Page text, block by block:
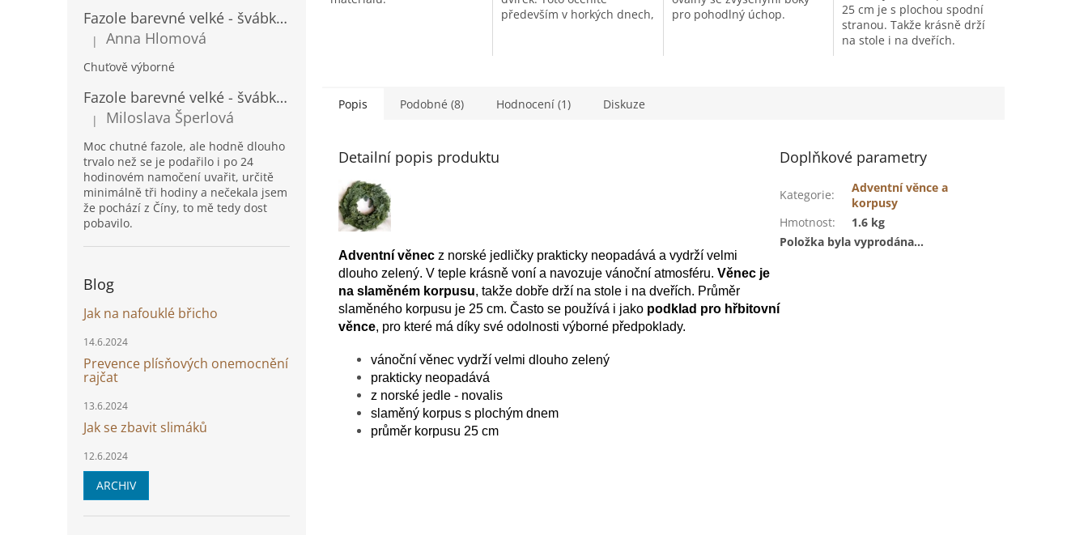
Fazole barevné velké - švábka 500g
Hodnocení produktu je 5 z 5 hvězdiček.
| Anna Hlomová
Chuťově výborné
Fazole barevné velké - švábka 1kg
Hodnocení produktu je 5 z 5 hvězdiček.
| Miloslava Šperlová
Moc chutné fazole, ale hodně dlouho
trvalo než se je podařilo i po 24
hodinovém namočení uvařit, určitě
minimálně tři hodiny a nečekala jsem
že pochází z Číny, to mě tedy dost
pobavilo.
Blog
Jak na nafouklé břicho
14.6.2024
Prevence plísňových onemocnění
rajčat
13.6.2024
Jak se zbavit slimáků
12.6.2024
ARCHIV
především v horkých dnech,
pro pohodlný úchop.
25 cm je s plochou spodní
stranou. Takže krásně drží
na stole i na dveřích.
Popis
Podobné (8) Hodnocení (1) Diskuze
Detailní popis produktu
Adventní věnec z norské jedličky prakticky neopadává a vydrží velmi
dlouho zelený. V teple krásně voní a navozuje vánoční atmosféru. Věnec je
na slaměném korpusu, takže dobře drží na stole i na dveřích. Průměr
slaměného korpusu je 25 cm. Často se používá i jako podklad pro hřbitovní
věnce, pro které má díky své odolnosti výborné předpoklady.
vánoční věnec vydrží velmi dlouho zelený
prakticky neopadává
z norské jedle - novalis
slaměný korpus s plochým dnem
průměr korpusu 25 cm
Doplňkové parametry
Kategorie:
Adventní věnce a
korpusy
Hmotnost:
1.6 kg
Položka byla vyprodána…